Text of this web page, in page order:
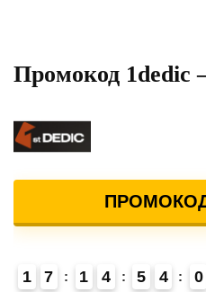
Промокод 1dedic
1
7 1 4 5 4 0